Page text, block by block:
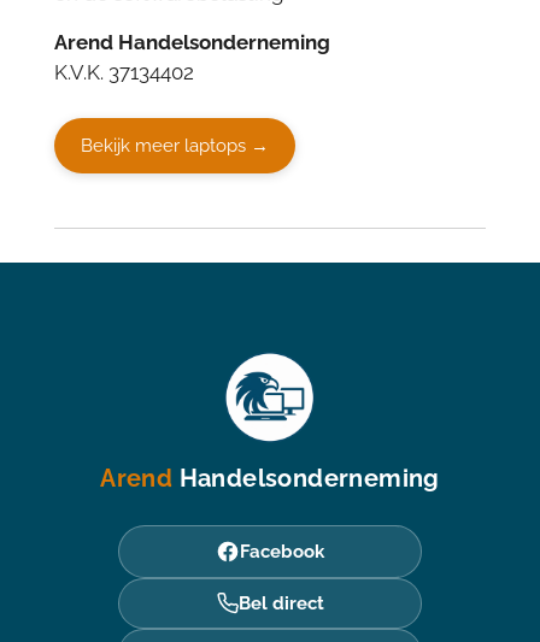
Arend Handelsonderneming
K.V.K. 37134402
Bekijk meer laptops →
Arend Handelsonderneming
Facebook
Bel direct